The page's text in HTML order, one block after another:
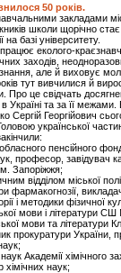
50 років.
закладами
школи щорічно
на базі університету.
еколого-краєзнавчий
заходів,
але й виховує
тут вивчилися й
свідчать
Україні та за її
Сергій Георгійович
Головою української
пенсійного
професор, завідувач
Запоріжжя;
відділом міської
фармакогнозії,
і методики фізичної
мови і літератури
мови та літератури
України,
Академії хімічного
наук;